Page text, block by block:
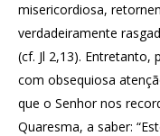
misericordiosa,
verdadeiramente
(cf. Jl 2,13). Entretanto,
com obsequiosa
que o Senhor nos
Quaresma, a saber: